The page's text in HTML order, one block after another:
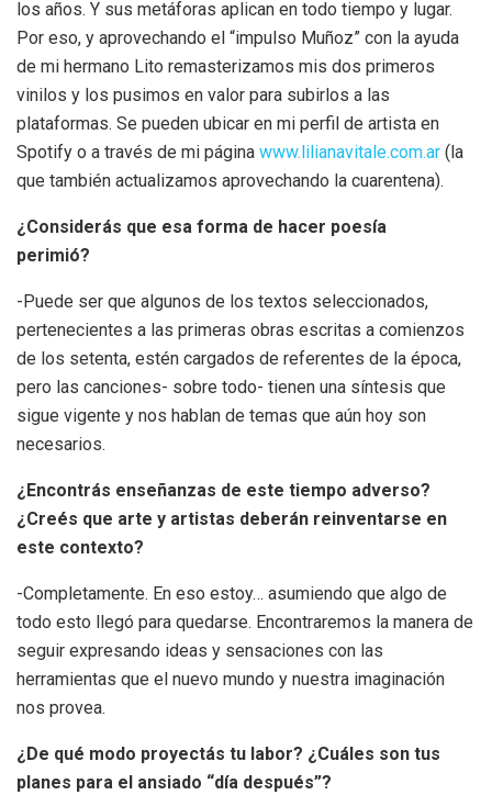
los años. Y sus metáforas aplican en todo tiempo y lugar.
Por eso, y aprovechando el “impulso Muñoz” con la ayuda
de mi hermano Lito remasterizamos mis dos primeros
vinilos y los pusimos en valor para subirlos a las
plataformas. Se pueden ubicar en mi perfil de artista en
Spotify o a través de mi página www.lilianavitale.com.ar (la
que también actualizamos aprovechando la cuarentena).
¿Considerás que esa forma de hacer poesía
perimió?
-Puede ser que algunos de los textos seleccionados,
pertenecientes a las primeras obras escritas a comienzos
de los setenta, estén cargados de referentes de la época,
pero las canciones- sobre todo- tienen una síntesis que
sigue vigente y nos hablan de temas que aún hoy son
necesarios.
¿Encontrás enseñanzas de este tiempo adverso?
¿Creés que arte y artistas deberán reinventarse en
este contexto?
-Completamente. En eso estoy… asumiendo que algo de
todo esto llegó para quedarse. Encontraremos la manera de
seguir expresando ideas y sensaciones con las
herramientas que el nuevo mundo y nuestra imaginación
nos provea.
¿De qué modo proyectás tu labor? ¿Cuáles son tus
planes para el ansiado “día después”?